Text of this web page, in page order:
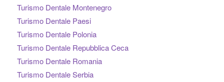
Turismo Dentale Montenegro
Turismo Dentale Paesi
Turismo Dentale Polonia
Turismo Dentale Repubblica Ceca
Turismo Dentale Romania
Turismo Dentale Serbia